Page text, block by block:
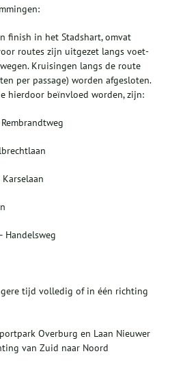
finish in het Stadshart, omvat
routes zijn uitgezet langs voet-
Kruisingen langs de route
per passage) worden afgesloten.
hierdoor beïnvloed worden, zijn:
Handelsweg
tijd volledig of in één richting
Overburg en Laan Nieuwer
van Zuid naar Noord